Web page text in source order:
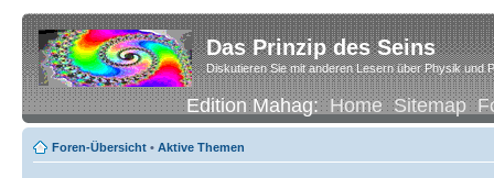
Das Prinzip des Seins
Diskutieren Sie mit anderen Lesern über Physik und
Edition Mahag:Home Sitemap
Foren-Übersicht • Aktive Themen